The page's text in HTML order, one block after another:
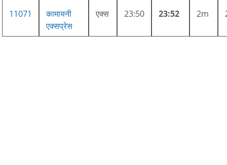
11071
कामायनी
एक्सप्रेस
एक्स 23:50 23:52 2m